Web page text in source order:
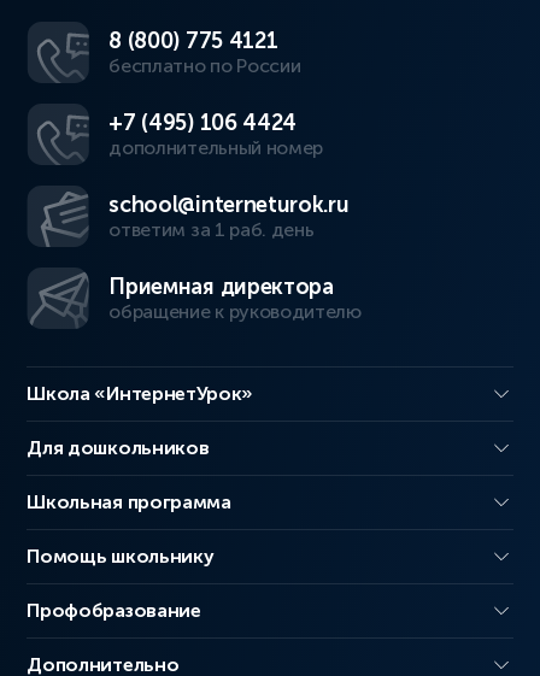
8 (800) 775 4121
бесплатно по России
+7 (495) 106 4424
дополнительный номер
school@interneturok.ru
ответим за 1 раб. день
Приемная директора
обращение к руководителю
Школа «ИнтернетУрок»
Для дошкольников
Школьная программа
Помощь школьнику
Профобразование
Дополнительно